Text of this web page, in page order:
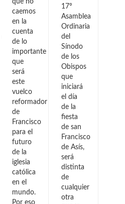
que no
caemos
en la
cuenta
de lo
importante
que
será
este
vuelco
reformador
de
Francisco
para el
futuro
de la
iglesia
católica
en el
mundo.
Por eso
17º
Asamblea
Ordinaria
del
Sínodo
de los
Obispos
que
iniciará
el día
de la
fiesta
de san
Francisco
de Asís,
será
distinta
de
cualquier
otra